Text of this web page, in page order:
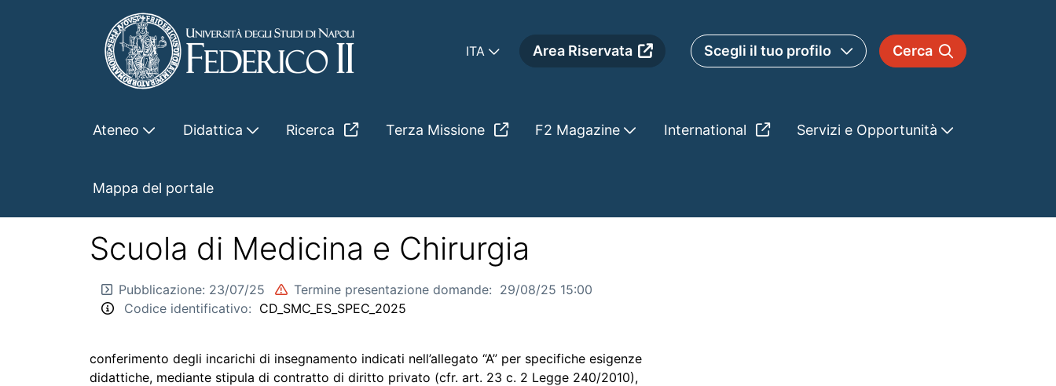
Skip to Main Content
Cerca
Area Riservata Scegli il tuo profilo
ITA
Ateneo Didattica Ricerca Terza Missione F2 Magazine International Servizi e Opportunità
Mappa del portale
CD_SMC_ES_SPEC_2025_07_23_Bando
Torna indietro
Scuola di Medicina e Chirurgia
Pubblicazione: 23/07/25 Termine presentazione domande: 29/08/25 15:00
Codice identificativo: CD_SMC_ES_SPEC_2025
conferimento degli incarichi di insegnamento indicati nell’allegato “A” per specifiche esigenze
didattiche, mediante stipula di contratto di diritto privato (cfr. art. 23 c. 2 Legge 240/2010),